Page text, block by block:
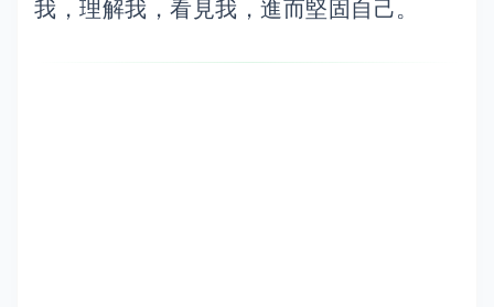
我，理解我，看見我，進而堅固自己。